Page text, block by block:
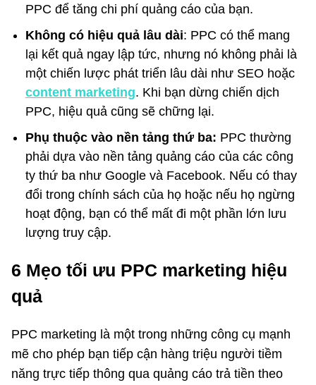
PPC để tăng chi phí quảng cáo của bạn.
Không có hiệu quả lâu dài: PPC có thể mang
lại kết quả ngay lập tức, nhưng nó không phải là
một chiến lược phát triển lâu dài như SEO hoặc
content marketing. Khi bạn dừng chiến dịch
PPC, hiệu quả cũng sẽ chững lại.
Phụ thuộc vào nền tảng thứ ba: PPC thường
phải dựa vào nền tảng quảng cáo của các công
ty thứ ba như Google và Facebook. Nếu có thay
đổi trong chính sách của họ hoặc nếu họ ngừng
hoạt động, bạn có thể mất đi một phần lớn lưu
lượng truy cập.
6 Mẹo tối ưu PPC marketing hiệu
quả
PPC marketing là một trong những công cụ mạnh
mẽ cho phép bạn tiếp cận hàng triệu người tiềm
năng trực tiếp thông qua quảng cáo trả tiền theo